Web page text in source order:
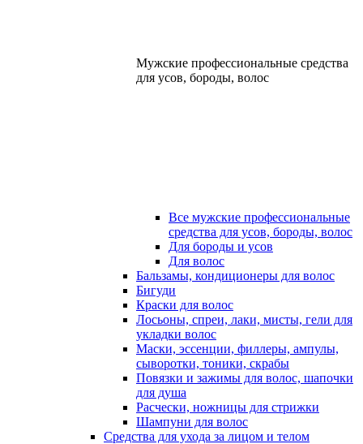
Мужские профессиональные средства
для усов, бороды, волос
Все мужские профессиональные
средства для усов, бороды, волос
Для бороды и усов
Для волос
Бальзамы, кондиционеры для волос
Бигуди
Краски для волос
Лосьоны, спреи, лаки, мисты, гели для
укладки волос
Маски, эссенции, филлеры, ампулы,
сыворотки, тоники, скрабы
Повязки и зажимы для волос, шапочки
для душа
Расчески, ножницы для стрижки
Шампуни для волос
Средства для ухода за лицом и телом